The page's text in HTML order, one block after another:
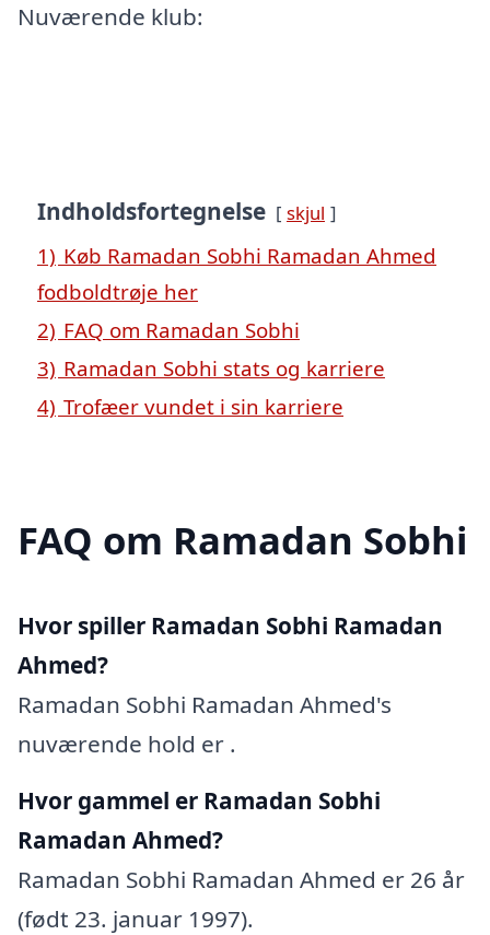
Nuværende klub:
Indholdsfortegnelse skjul
1) Køb Ramadan Sobhi Ramadan Ahmed
fodboldtrøje her
2) FAQ om Ramadan Sobhi
3) Ramadan Sobhi stats og karriere
4) Trofæer vundet i sin karriere
FAQ om Ramadan Sobhi
Hvor spiller Ramadan Sobhi Ramadan
Ahmed?
Ramadan Sobhi Ramadan Ahmed's
nuværende hold er .
Hvor gammel er Ramadan Sobhi
Ramadan Ahmed?
Ramadan Sobhi Ramadan Ahmed er 26 år
(født 23. januar 1997).